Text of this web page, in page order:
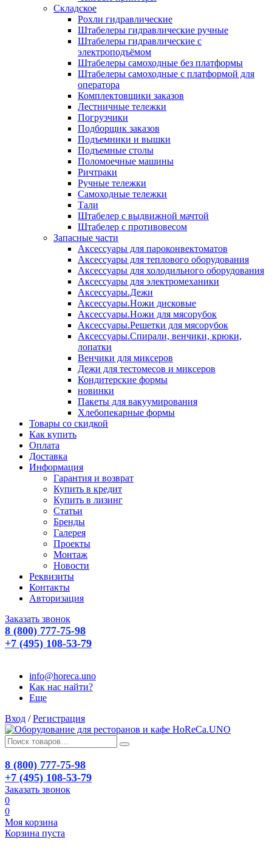
Складское
Рохли гидравлические
Штабелеры гидравлические ручные
Штабелеры гидравлические с
электроподъёмом
Штабелеры самоходные без платформы
Штабелеры самоходные с платформой для
оператора
Комплектовщики заказов
Лестничные тележки
Погрузчики
Подборщик заказов
Подъемники и вышки
Подъемные столы
Поломоечные машины
Ричтраки
Ручные тележки
Самоходные тележки
Тали
Штабелер с выдвижной мачтой
Штабелер с противовесом
Запасные части
Аксессуары для пароконвектоматов
Аксессуары для теплового оборудования
Аксессуары для холодильного оборудования
Аксессуары для электромеханики
Аксессуары.Дежи
Аксессуары.Ножи дисковые
Аксессуары.Ножи для мясорубок
Аксессуары.Решетки для мясорубок
Аксессуары.Спирали, венчики, крюки,
лопатки
Венчики для миксеров
Дежи для тестомесов и миксеров
Кондитерские формы
новинки
Пакеты для вакуумирования
Хлебопекарные формы
Товары со скидкой
Как купить
Оплата
Доставка
Информация
Гарантия и возврат
Купить в кредит
Купить в лизинг
Статьи
Бренды
Галерея
Проекты
Монтаж
Новости
Реквизиты
Контакты
Авторизация
Заказать звонок
8 (800) 777-75-98
+7 (495) 108-53-79
info@horeca.uno
Как нас найти?
Еще
Вход / Регистрация
8 (800) 777-75-98
+7 (495) 108-53-79
Заказать звонок
0
0
Моя корзина
Корзина пуста